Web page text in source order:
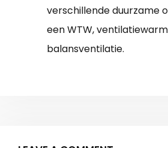
verschillende duurzame
een WTW,
balansventilatie.